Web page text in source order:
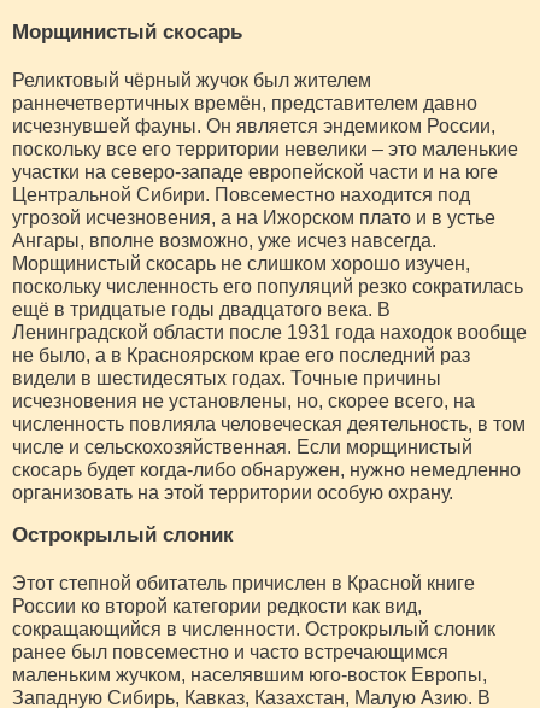
Морщинистый скосарь
Реликтовый чёрный жучок был жителем
раннечетвертичных времён, представителем давно
исчезнувшей фауны. Он является эндемиком России,
поскольку все его территории невелики – это маленькие
участки на северо-западе европейской части и на юге
Центральной Сибири. Повсеместно находится под
угрозой исчезновения, а на Ижорском плато и в устье
Ангары, вполне возможно, уже исчез навсегда.
Морщинистый скосарь не слишком хорошо изучен,
поскольку численность его популяций резко сократилась
ещё в тридцатые годы двадцатого века. В
Ленинградской области после 1931 года находок вообще
не было, а в Красноярском крае его последний раз
видели в шестидесятых годах. Точные причины
исчезновения не установлены, но, скорее всего, на
численность повлияла человеческая деятельность, в том
числе и сельскохозяйственная. Если морщинистый
скосарь будет когда-либо обнаружен, нужно немедленно
организовать на этой территории особую охрану.
Острокрылый слоник
Этот степной обитатель причислен в Красной книге
России ко второй категории редкости как вид,
сокращающийся в численности. Острокрылый слоник
ранее был повсеместно и часто встречающимся
маленьким жучком, населявшим юго-восток Европы,
Западную Сибирь, Кавказ, Казахстан, Малую Азию. В